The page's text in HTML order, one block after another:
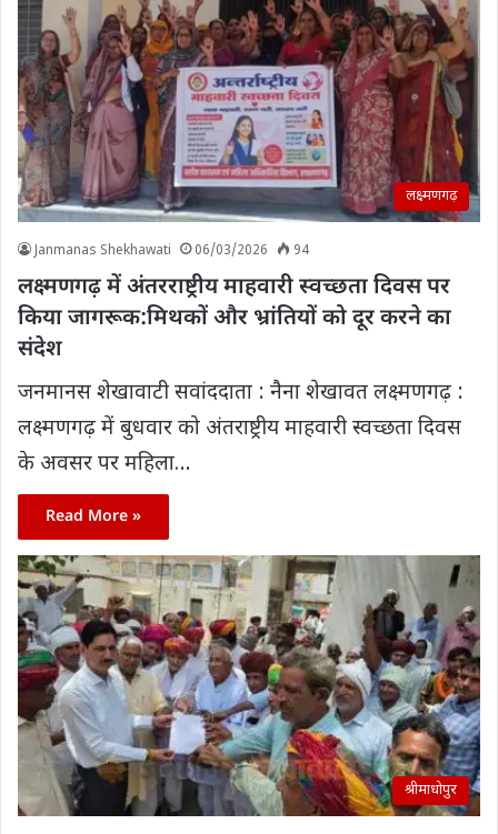
लक्ष्मणगढ़
Janmanas Shekhawati 06/03/2026 94
लक्ष्मणगढ़ में अंतरराष्ट्रीय माहवारी स्वच्छता दिवस पर
किया जागरूक:मिथकों और भ्रांतियों को दूर करने का
संदेश
जनमानस शेखावाटी सवांददाता : नैना शेखावत लक्ष्मणगढ़ :
लक्ष्मणगढ़ में बुधवार को अंतराष्ट्रीय माहवारी स्वच्छता दिवस
के अवसर पर महिला…
Read More »
श्रीमाधोपुर